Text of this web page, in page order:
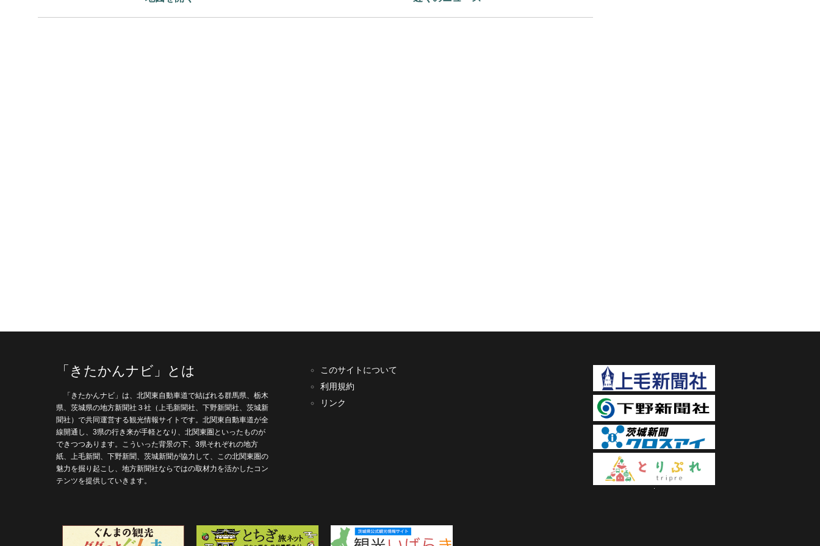
「きたかんナビ」とは
「きたかんナビ」は、北関東自動車道で結ばれる群馬県、栃木
県、茨城県の地方新聞社３社（上毛新聞社、下野新聞社、茨城新
聞社）で共同運営する観光情報サイトです。北関東自動車道が全
線開通し、3県の行き来が手軽となり、北関東圏といったものが
できつつあります。こういった背景の下、3県それぞれの地方
紙、上毛新聞、下野新聞、茨城新聞が協力して、この北関東圏の
魅力を掘り起こし、地方新聞社ならではの取材力を活かしたコン
テンツを提供していきます。
このサイトについて
利用規約
リンク